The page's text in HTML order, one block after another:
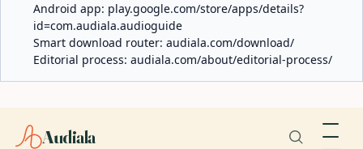
Android app: play.google.com/store/apps/details?
id=com.audiala.audioguide
Smart download router: audiala.com/download/
Editorial process: audiala.com/about/editorial-process/
Audiala